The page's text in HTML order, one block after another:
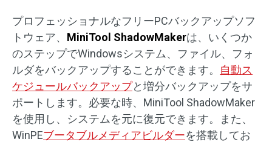
プロフェッショナルなフリーPCバックアップソフ
トウェア、 MiniTool ShadowMakerは、いくつか
のステップでWindowsシステム、ファイル、フォ
ルダをバックアップすることができます。 自動ス
ケジュールバックアップと増分バックアップをサ
ポートします。必要な時、MiniTool ShadowMaker
を使用し、システムを元に復元できます。また、
WinPEブータブルメディアビルダーを搭載してお